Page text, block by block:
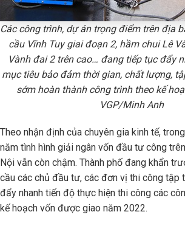
Các công trình, dự án trọng điểm trên địa
cầu Vĩnh Tuy giai đoạn 2, hầm chui Lê
Vành đai 2 trên cao… đang tiếp tục đẩy
mục tiêu bảo đảm thời gian, chất lượng,
sớm hoàn thành công trình theo kế
VGP/Minh Anh
Theo nhận định của chuyên gia kinh tế,
năm tình hình giải ngân vốn đầu tư công
Nội vẫn còn chậm. Thành phố đang khẩn
cầu các chủ đầu tư, các đơn vị thi công tập
đẩy nhanh tiến độ thực hiện thi công các
kế hoạch vốn được giao năm 2022.